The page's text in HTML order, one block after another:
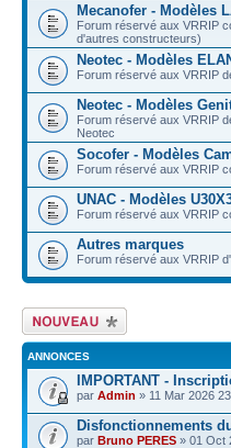
Mecanofer - Modèles
Forum réservé aux VRRIP
d'autres constructeurs)
Neotec - Modèles
Forum réservé aux VRRIP
Neotec - Modèles
Forum réservé aux VRRIP
Neotec
Socofer - Modèles
Forum réservé aux VRRIP
UNAC - Modèles
Forum réservé aux VRRIP
Autres marques
Forum réservé aux VRRIP
Écrire un nouveau
sujet
ANNONCES
IMPORTANT -
par Admin » 11 Mar 2026
Disfonctionnements
par Bruno PERES » 01 Oct